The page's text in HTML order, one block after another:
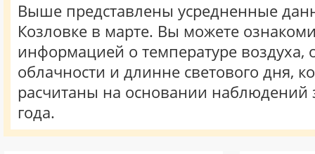
Выше представлены усредненные
Козловке в марте. Вы можете
информацией о температуре воздуха,
облачности и длинне светового дня,
расчитаны на основании наблюдений
года.